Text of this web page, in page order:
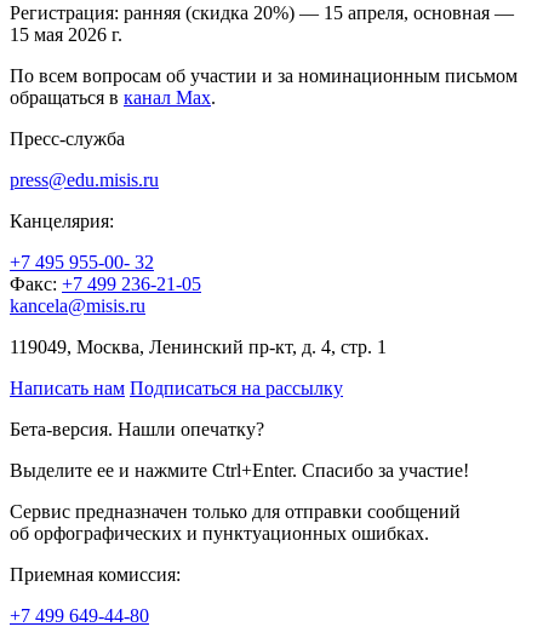
Регистрация: ранняя (скидка 20%) — 15 апреля, основная —
15 мая 2026 г.
По всем вопросам об участии и за номинационным письмом
обращаться в канал Max.
Пресс-служба
press@edu.misis.ru
Канцелярия:
+7 495 955-00- 32
Факс: +7 499 236-21-05
kancela@misis.ru
119049, Москва, Ленинский пр-кт, д. 4, стр. 1
Написать нам Подписаться на рассылку
Бета-версия. Нашли опечатку?
Выделите ее и нажмите Ctrl+Enter. Спасибо за участие!
Сервис предназначен только для отправки сообщений
об орфографических и пунктуационных ошибках.
Приемная комиссия:
+7 499 649-44-80